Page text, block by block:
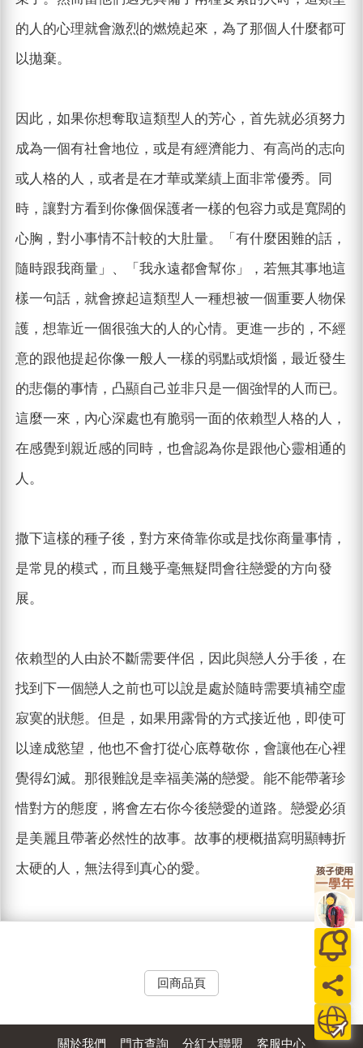
的人的心理就會激烈的燃燒起來，為了那個人什麼都可
以拋棄。
因此，如果你想奪取這類型人的芳心，首先就必須努力
成為一個有社會地位，或是有經濟能力、有高尚的志向
或人格的人，或者是在才華或業績上面非常優秀。同
時，讓對方看到你像個保護者一樣的包容力或是寬闊的
心胸，對小事情不計較的大肚量。「有什麼困難的話，
隨時跟我商量」、「我永遠都會幫你」，若無其事地這
樣一句話，就會撩起這類型人一種想被一個重要人物保
護，想靠近一個很強大的人的心情。更進一步的，不經
意的跟他提起你像一般人一樣的弱點或煩惱，最近發生
的悲傷的事情，凸顯自己並非只是一個強悍的人而已。
這麼一來，內心深處也有脆弱一面的依賴型人格的人，
在感覺到親近感的同時，也會認為你是跟他心靈相通的
人。
撒下這樣的種子後，對方來倚靠你或是找你商量事情，
是常見的模式，而且幾乎毫無疑問會往戀愛的方向發
展。
依賴型的人由於不斷需要伴侶，因此與戀人分手後，在
找到下一個戀人之前也可以說是處於隨時需要填補空虛
寂寞的狀態。但是，如果用露骨的方式接近他，即使可
以達成慾望，他也不會打從心底尊敬你，會讓他在心裡
覺得幻滅。那很難說是幸福美滿的戀愛。能不能帶著珍
惜對方的態度，將會左右你今後戀愛的道路。戀愛必須
是美麗且帶著必然性的故事。故事的梗概描寫明顯轉折
太硬的人，無法得到真心的愛。
回商品頁
關於我們 門市查詢 分紅大聯盟 客服中心